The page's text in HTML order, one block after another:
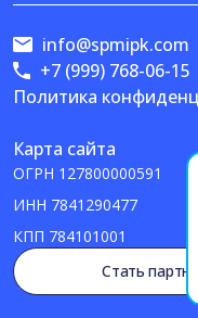
Политика
Карта сайта
ОГРН 127800000591
ИНН 7841290477
КПП 784101001
info@spmipk.com
+7 (999) 768-06-15
Стать